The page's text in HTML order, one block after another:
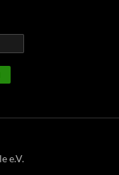
e.V.